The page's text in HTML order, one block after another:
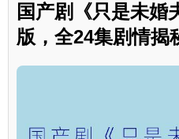
国产剧《只是未婚
版，全24集剧情揭